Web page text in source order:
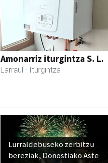
Amonarriz iturgintza S. L.
Larraul - Iturgintza
Lurraldebuseko zerbitzu
bereziak, Donostiako Aste